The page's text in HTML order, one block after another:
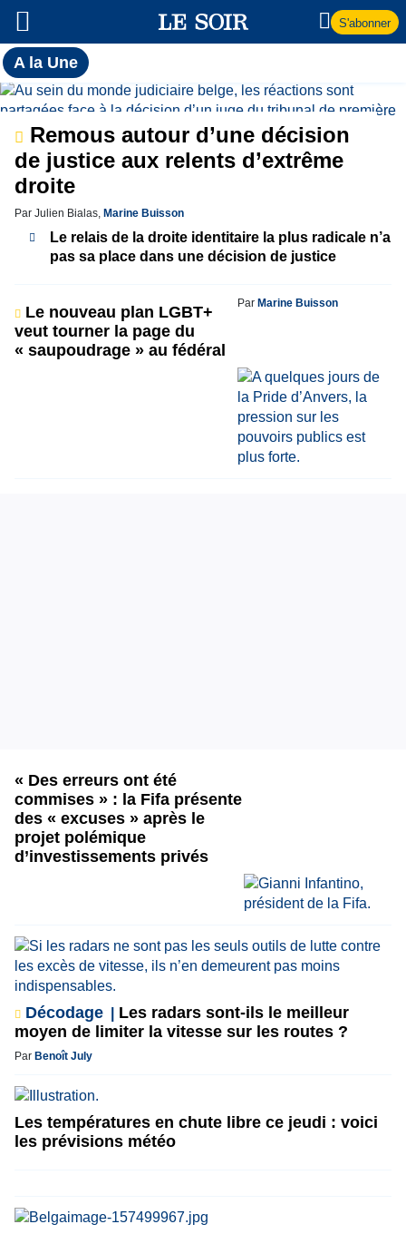
S'abonner
A la UneToutes
l'actualité
du Soir
A
la
Une
Remous autour d’une décision
de justice aux relents d’extrême
droite
Par Julien Bialas, Marine Buisson
Le relais de la droite identitaire la plus radicale n’a
pas sa place dans une décision de justice
Le nouveau plan LGBT+
veut tourner la page du
« saupoudrage » au fédéral
Par Marine Buisson
« Des erreurs ont été
commises » : la Fifa présente
des « excuses » après le
projet polémique
d’investissements privés
Décodage
Les radars sont-ils le meilleur
moyen de limiter la vitesse sur les routes ?
Par Benoît July
Les températures en chute libre ce jeudi : voici
les prévisions météo